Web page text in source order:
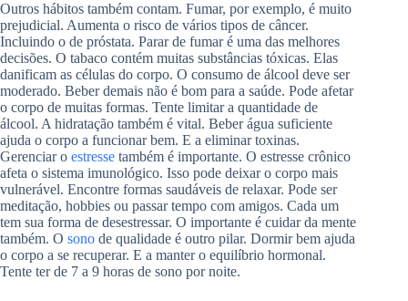
Outros hábitos também contam. Fumar, por exemplo, é muito
prejudicial. Aumenta o risco de vários tipos de câncer.
Incluindo o de próstata. Parar de fumar é uma das melhores
decisões. O tabaco contém muitas substâncias tóxicas. Elas
danificam as células do corpo. O consumo de álcool deve ser
moderado. Beber demais não é bom para a saúde. Pode afetar
o corpo de muitas formas. Tente limitar a quantidade de
álcool. A hidratação também é vital. Beber água suficiente
ajuda o corpo a funcionar bem. E a eliminar toxinas.
Gerenciar o estresse também é importante. O estresse crônico
afeta o sistema imunológico. Isso pode deixar o corpo mais
vulnerável. Encontre formas saudáveis de relaxar. Pode ser
meditação, hobbies ou passar tempo com amigos. Cada um
tem sua forma de desestressar. O importante é cuidar da mente
também. O sono de qualidade é outro pilar. Dormir bem ajuda
o corpo a se recuperar. E a manter o equilíbrio hormonal.
Tente ter de 7 a 9 horas de sono por noite.